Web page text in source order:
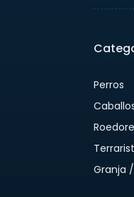
Perros
Granja